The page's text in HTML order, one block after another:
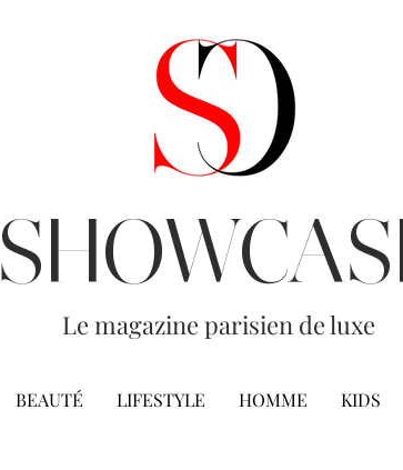
Le magazine parisien de luxe
BEAUTÉ LIFESTYLE HOMME KIDS